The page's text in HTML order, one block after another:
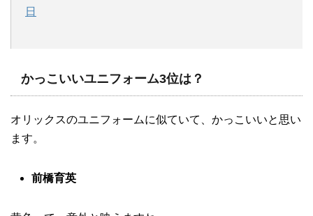
日
かっこいいユニフォーム3位は？
オリックスのユニフォームに似ていて、かっこいいと思い
ます。
前橋育英